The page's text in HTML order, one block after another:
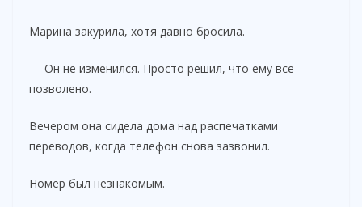
Марина закурила, хотя давно бросила.
— Он не изменился. Просто решил, что ему всё
позволено.
Вечером она сидела дома над распечатками
переводов, когда телефон снова зазвонил.
Номер был незнакомым.